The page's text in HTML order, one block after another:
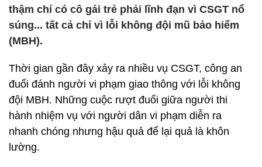
thậm chí có cô gái trẻ phải lĩnh đạn vì CSGT nổ
súng... tất cả chỉ vì lỗi không đội mũ bảo hiểm
(MBH).
Thời gian gần đây xảy ra nhiều vụ CSGT, công an
đuổi đánh người vi phạm giao thông với lỗi không
đội MBH. Những cuộc rượt đuổi giữa người thi
hành nhiệm vụ với người dân vi phạm diễn ra
nhanh chóng nhưng hậu quả để lại quả là khôn
lường.